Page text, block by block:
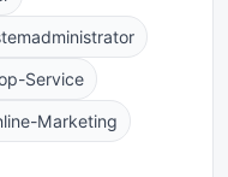
Service
Marketing